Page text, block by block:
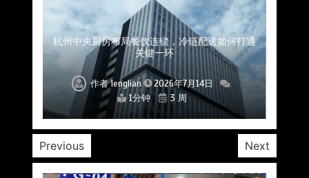
上海餐饮连锁加速，冷链配送如何破解冻品食材
流通难题？
作者lenglian
2026年7月14日
1分钟
3 周
杭州中央厨房布局餐饮连锁，冷链配送如何打通
关键一环
作者lenglian
2026年7月14日
1分钟
3 周
北京餐饮企业如何选择冷链公司？
作者lenglian
2026年7月14日
1分钟
3 周
深圳冷链物流如何护航餐饮连锁？冻品食材流通
全解析
作者lenglian
2026年7月14日
1分钟
3 周
北京餐饮仓配一体化的核心价值与落地实践解析
作者lenglian
2026年7月14日
1分钟
3 周
武汉冻品配送三要素：控温、时效、低成本如何
兼得？
作者lenglian
2026年7月14日
1分钟
3 周
重庆冷链布局解冻食材运输密码，餐饮连锁如何
稳控品质？
作者lenglian
2026年7月14日
1分钟
3 周
Previous Next